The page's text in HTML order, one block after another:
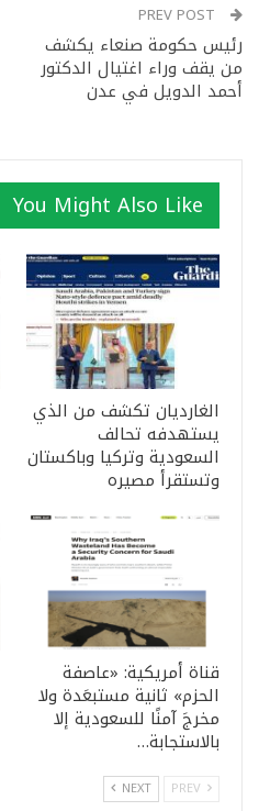
رئيس حكومة صنعاء يكشف
من يقف وراء اغتيال الدكتور
أحمد الدويل في عدن
You Might Also Like
الغارديان تكشف من الذي
يستهدفه تحالف
السعودية وتركيا وباكستان
وتستقرأ مصيره
قناة أمريكية: «عاصفة
الحزم» ثانية مستبعَدة ولا
مخرجَ آمنًا للسعودية إلا
بالاستجابة…
NEXT